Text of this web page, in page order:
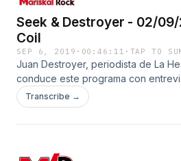
Seek & Destroyer - 02/09/
Coil
SEP 6, 2019 · 00:46:11 · TAP TO
Juan Destroyer, periodista de La
conduce este programa con
mejores bandas de dentro y fuera
Transcribe →